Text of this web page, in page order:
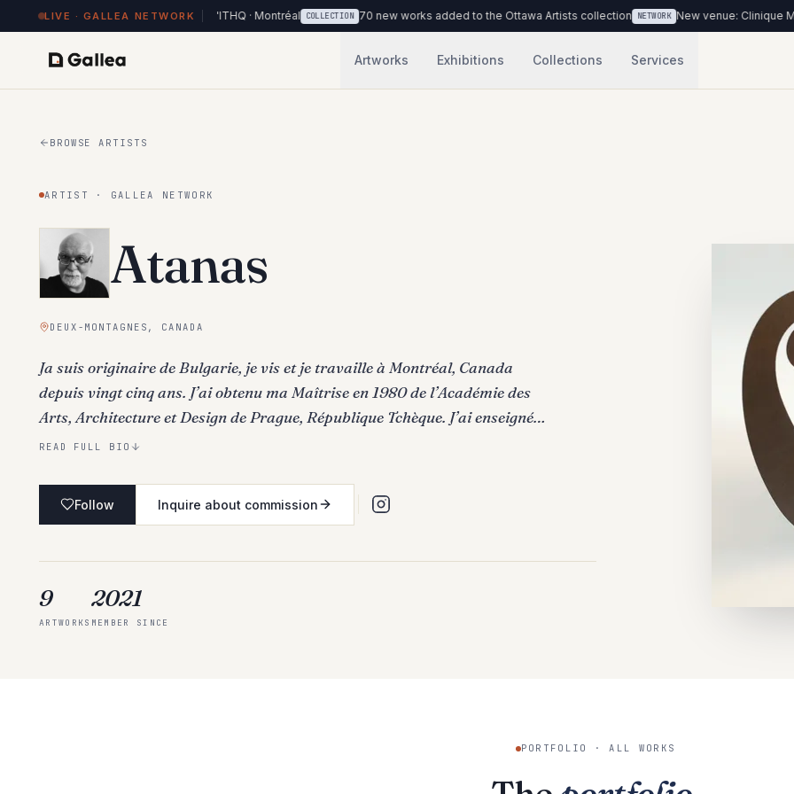
LIVE · GALLEA NETWORK
84 works on view at Hôtel de l'ITHQ · Montréal COLLECTION 70 new works added to the Ottawa Artists collection NETWORK New venue: Clinique Médicale
Artworks Exhibitions Collections Services
BROWSE ARTISTS
ARTIST · GALLEA NETWORK
Atanas
DEUX-MONTAGNES, CANADA
Ja suis originaire de Bulgarie, je vis et je travaille à Montréal, Canada
depuis vingt cinq ans. J’ai obtenu ma Maîtrise en 1980 de l’Académie des
Arts, Architecture et Design de Prague, République Tchèque. J’ai enseigné…
READ FULL BIO
Follow Inquire about commission
9
ARTWORKS
2021
MEMBER SINCE
PORTFOLIO · ALL WORKS